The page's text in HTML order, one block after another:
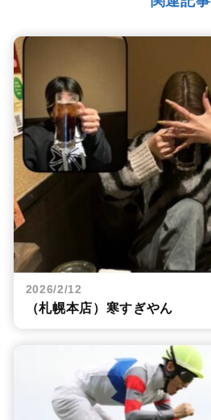
2026/2/12
（札幌本店）寒すぎやん